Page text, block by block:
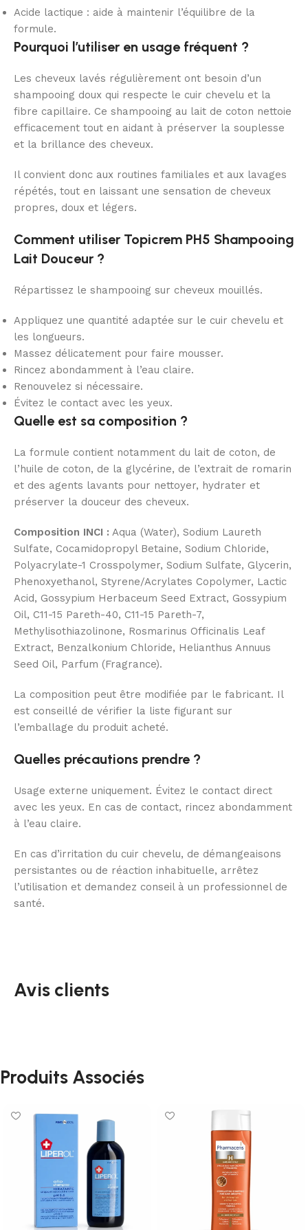
Acide lactique : aide à maintenir l’équilibre de la
formule.
Pourquoi l’utiliser en usage fréquent ?
Les cheveux lavés régulièrement ont besoin d’un
shampooing doux qui respecte le cuir chevelu et la
fibre capillaire. Ce shampooing au lait de coton nettoie
efficacement tout en aidant à préserver la souplesse
et la brillance des cheveux.
Il convient donc aux routines familiales et aux lavages
répétés, tout en laissant une sensation de cheveux
propres, doux et légers.
Comment utiliser Topicrem PH5 Shampooing
Lait Douceur ?
Répartissez le shampooing sur cheveux mouillés.
Appliquez une quantité adaptée sur le cuir chevelu et
les longueurs.
Massez délicatement pour faire mousser.
Rincez abondamment à l’eau claire.
Renouvelez si nécessaire.
Évitez le contact avec les yeux.
Quelle est sa composition ?
La formule contient notamment du lait de coton, de
l’huile de coton, de la glycérine, de l’extrait de romarin
et des agents lavants pour nettoyer, hydrater et
préserver la douceur des cheveux.
Composition INCI : Aqua (Water), Sodium Laureth
Sulfate, Cocamidopropyl Betaine, Sodium Chloride,
Polyacrylate-1 Crosspolymer, Sodium Sulfate, Glycerin,
Phenoxyethanol, Styrene/Acrylates Copolymer, Lactic
Acid, Gossypium Herbaceum Seed Extract, Gossypium
Oil, C11-15 Pareth-40, C11-15 Pareth-7,
Methylisothiazolinone, Rosmarinus Officinalis Leaf
Extract, Benzalkonium Chloride, Helianthus Annuus
Seed Oil, Parfum (Fragrance).
La composition peut être modifiée par le fabricant. Il
est conseillé de vérifier la liste figurant sur
l’emballage du produit acheté.
Quelles précautions prendre ?
Usage externe uniquement. Évitez le contact direct
avec les yeux. En cas de contact, rincez abondamment
à l’eau claire.
En cas d’irritation du cuir chevelu, de démangeaisons
persistantes ou de réaction inhabituelle, arrêtez
l’utilisation et demandez conseil à un professionnel de
santé.
Avis clients
Produits Associés